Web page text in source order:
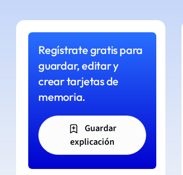
Regístrate gratis para
guardar, editar y
crear tarjetas de
memoria.
Guardar
explicación